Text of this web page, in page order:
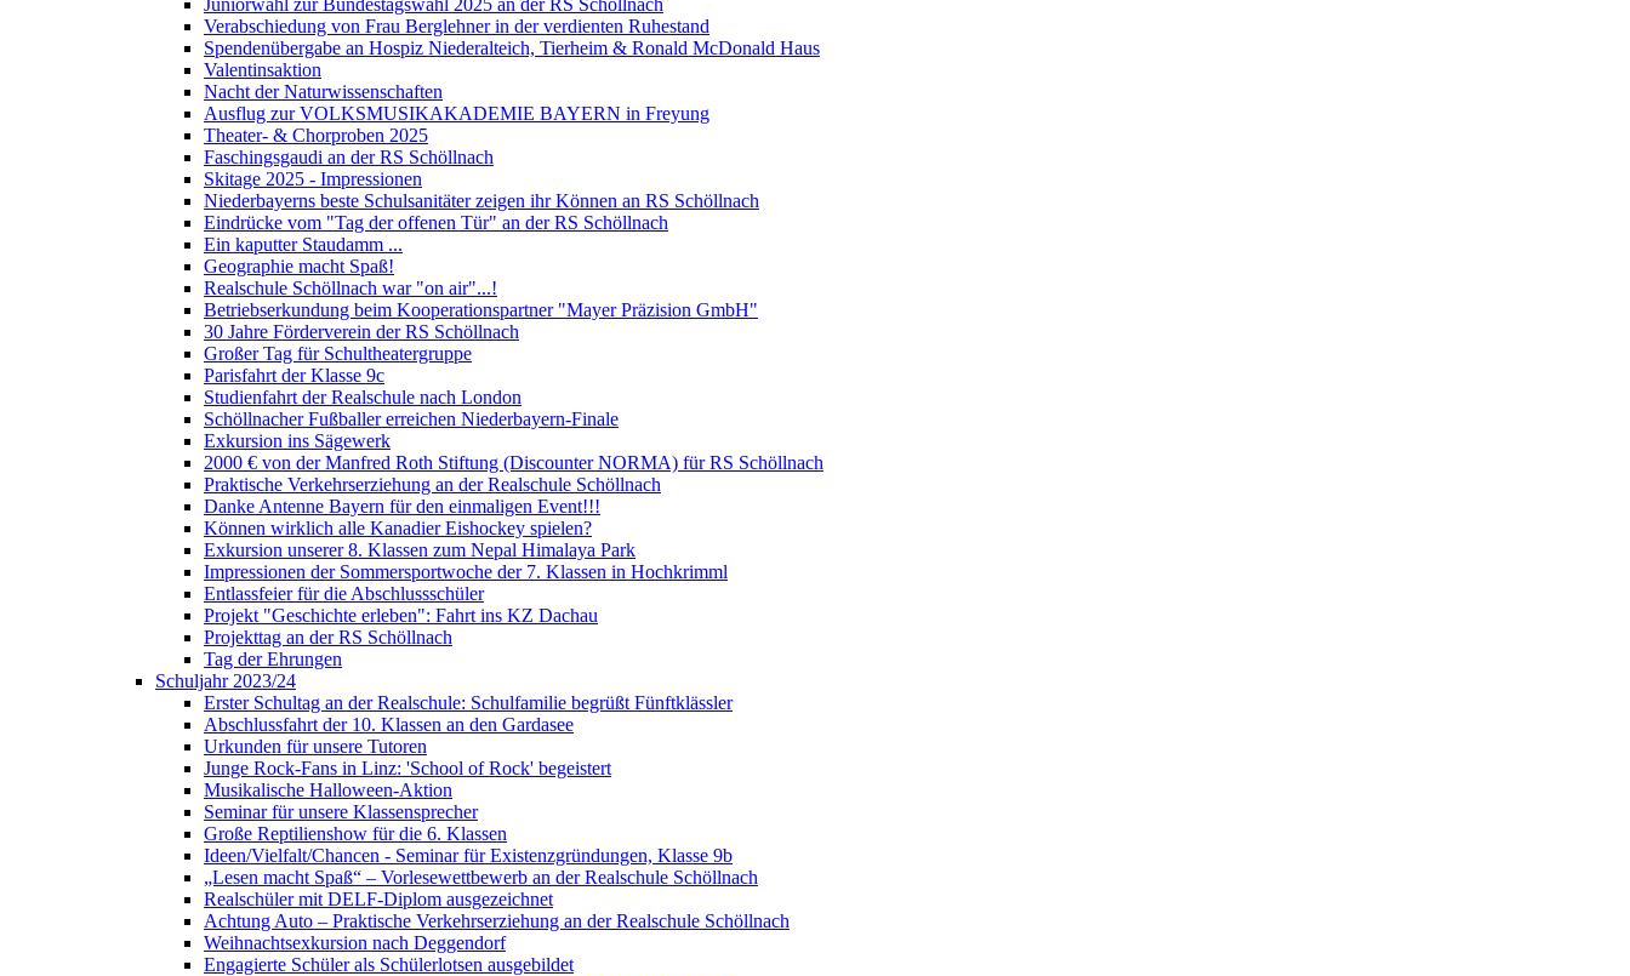
Juniorwahl zur Bundestagswahl 2025 an der RS Schöllnach
Verabschiedung von Frau Berglehner in der verdienten Ruhestand
Spendenübergabe an Hospiz Niederalteich, Tierheim & Ronald McDonald Haus
Valentinsaktion
Nacht der Naturwissenschaften
Ausflug zur VOLKSMUSIKAKADEMIE BAYERN in Freyung
Theater- & Chorproben 2025
Faschingsgaudi an der RS Schöllnach
Skitage 2025 - Impressionen
Niederbayerns beste Schulsanitäter zeigen ihr Können an RS Schöllnach
Eindrücke vom "Tag der offenen Tür" an der RS Schöllnach
Ein kaputter Staudamm ...
Geographie macht Spaß!
Realschule Schöllnach war "on air"...!
Betriebserkundung beim Kooperationspartner "Mayer Präzision GmbH"
30 Jahre Förderverein der RS Schöllnach
Großer Tag für Schultheatergruppe
Parisfahrt der Klasse 9c
Studienfahrt der Realschule nach London
Schöllnacher Fußballer erreichen Niederbayern-Finale
Exkursion ins Sägewerk
2000 € von der Manfred Roth Stiftung (Discounter NORMA) für RS Schöllnach
Praktische Verkehrserziehung an der Realschule Schöllnach
Danke Antenne Bayern für den einmaligen Event!!!
Können wirklich alle Kanadier Eishockey spielen?
Exkursion unserer 8. Klassen zum Nepal Himalaya Park
Impressionen der Sommersportwoche der 7. Klassen in Hochkrimml
Entlassfeier für die Abschlussschüler
Projekt "Geschichte erleben": Fahrt ins KZ Dachau
Projekttag an der RS Schöllnach
Tag der Ehrungen
Schuljahr 2023/24
Erster Schultag an der Realschule: Schulfamilie begrüßt Fünftklässler
Abschlussfahrt der 10. Klassen an den Gardasee
Urkunden für unsere Tutoren
Junge Rock-Fans in Linz: 'School of Rock' begeistert
Musikalische Halloween-Aktion
Seminar für unsere Klassensprecher
Große Reptilienshow für die 6. Klassen
Ideen/Vielfalt/Chancen - Seminar für Existenzgründungen, Klasse 9b
„Lesen macht Spaß“ – Vorlesewettbewerb an der Realschule Schöllnach
Realschüler mit DELF-Diplom ausgezeichnet
Achtung Auto – Praktische Verkehrserziehung an der Realschule Schöllnach
Weihnachtsexkursion nach Deggendorf
Engagierte Schüler als Schülerlotsen ausgebildet